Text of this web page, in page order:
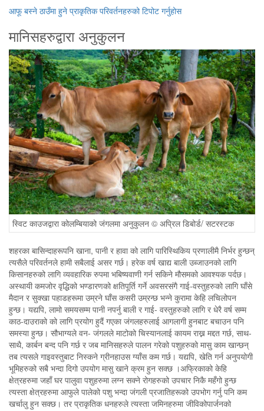
आफू बस्ने ठाउँमा हुने प्राकृतिक परिवर्तनहरुको टिपोट गर्नुहोस
मानिसहरुद्वारा अनुकुलन
स्विट काउजद्वारा कोलम्बियाको जंगलमा अनुकुलन © अप्रिल डिबोर्ड/ सटरस्टक
शहरका बासिन्दाहरूपनि खाना, पानी र हावा को लागि पारिस्थिकिय प्रणालीमै निर्भर हुन्छन्
त्यसैले परिवर्तनले हामी सबैलाई असर गर्छ। हरेक वर्ष खाद्य बाली उब्जाउनको लागि
किसानहरुको लागि व्यवहारिक रुपमा भबिष्यवाणी गर्न सकिने मौसमको आवश्यक पर्दछ।
अस्थायी कमजोर वृद्धिको भण्डारणको क्षतिपूर्ति गर्ने अवसरसंगै गाई-वस्तुहरुको लागि घाँसे
मैदान र सुक्खा पहाडहरूमा उम्रने घाँस कसरी उम्रन्छ भन्ने कुरामा केहि लचिलोपन
हुन्छ। यद्यपि, लामो समयसम्म पानी नपर्नु बाली र गाई- वस्तुहरुको लागि र धेरै वर्ष सम्म
काठ-दाउराको को लागि प्रयोग हुदैं गएका जंगलहरुलाई आगलागी हुनबाट बचाउन पनि
समस्या हुन्छ। सौभाग्यले वन- जंगलले माटोको चिस्यानलाई कायम राख्न मद्दत गर्छ, साथ-
साथै, कार्बन बन्द पनि गर्छ र जब मानिसहरुले पालन गरेको पशुहरुको मासु काम खान्छन्
तब त्यसले गाइवस्तुबाट निस्कने ग्रीनहाउस ग्याँस कम गर्छ। यद्यपि, खेति गर्न अनुपयोगी
भूमिहरुको सबै भन्दा दिगो उपयोग मासु खाने क्रम हुन सक्छ ।अफ्रिकाको केहि
क्षेत्रहरुमा जहाँ घर पालुवा पशुहरुमा लग्न सक्ने रोगहरुको उपचार निकै महँगो हुन्छ
त्यस्ता क्षेत्रहरुमा आफुले पालेको पशु भन्दा जंगली प्रजातिहरूको उपभोग गर्नु पनि कम
खर्चालु हुन सक्छ। तर प्राकृतिक धनहरुले त्यस्ता जमिनहरुमा जीविकोपार्जनको